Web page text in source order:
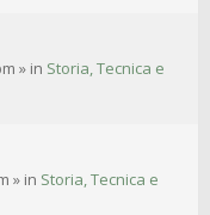
» in Storia, Tecnica e
» in Storia, Tecnica e